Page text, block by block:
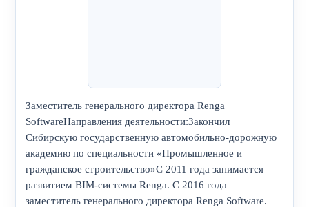
Заместитель генерального директора Renga
SoftwareНаправления деятельности:Закончил
Сибирскую государственную автомобильно-дорожную
академию по специальности «Промышленное и
гражданское строительство»С 2011 года занимается
развитием BIM-системы Renga. С 2016 года –
заместитель генерального директора Renga Software.